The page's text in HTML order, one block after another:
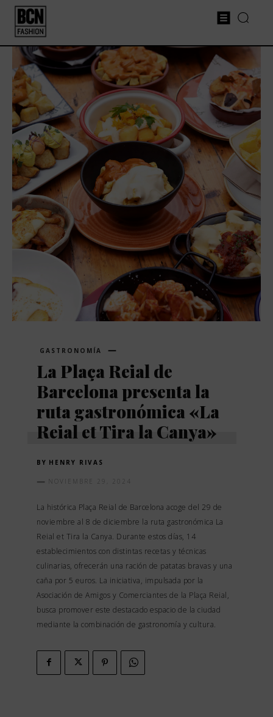
GASTRONOMÍA
La Plaça Reial de
Barcelona presenta la
ruta gastronómica «La
Reial et Tira la Canya»
BY HENRY RIVAS
NOVIEMBRE 29, 2024
La histórica Plaça Reial de Barcelona acoge del 29 de
noviembre al 8 de diciembre la ruta gastronómica La
Reial et Tira la Canya. Durante estos días, 14
establecimientos con distintas recetas y técnicas
culinarias, ofrecerán una ración de patatas bravas y una
caña por 5 euros. La iniciativa, impulsada por la
Asociación de Amigos y Comerciantes de la Plaça Reial,
busca promover este destacado espacio de la ciudad
mediante la combinación de gastronomía y cultura.